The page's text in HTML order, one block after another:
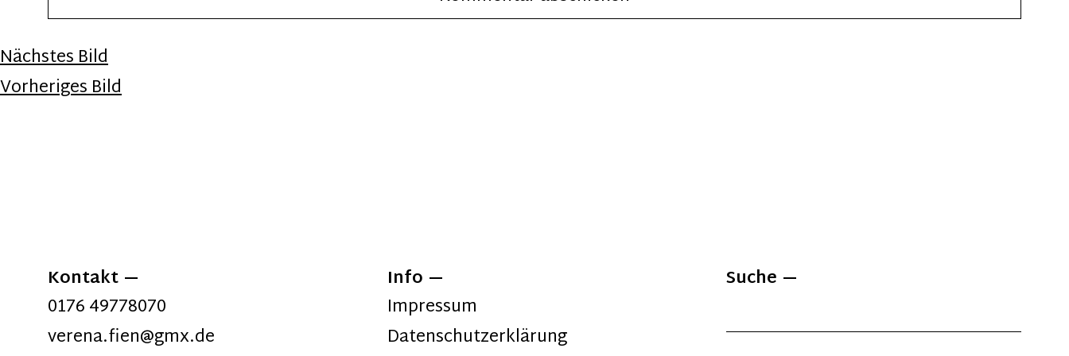
Nächstes Bild
Vorheriges Bild
Kontakt
0176 49778070
verena.fien@gmx.de
Info
Impressum
Datenschutzerklärung
Suche